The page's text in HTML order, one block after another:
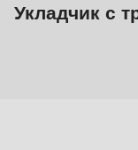
Укладчик с